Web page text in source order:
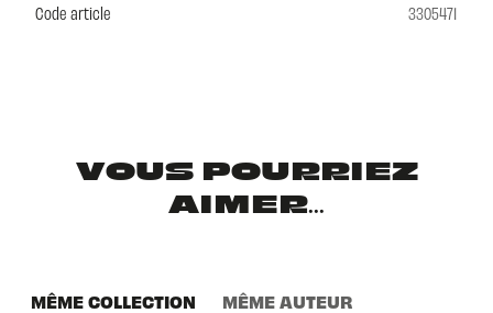
Code article
3305471
VOUS POURRIEZ
AIMER...
MÊME COLLECTION MÊME AUTEUR